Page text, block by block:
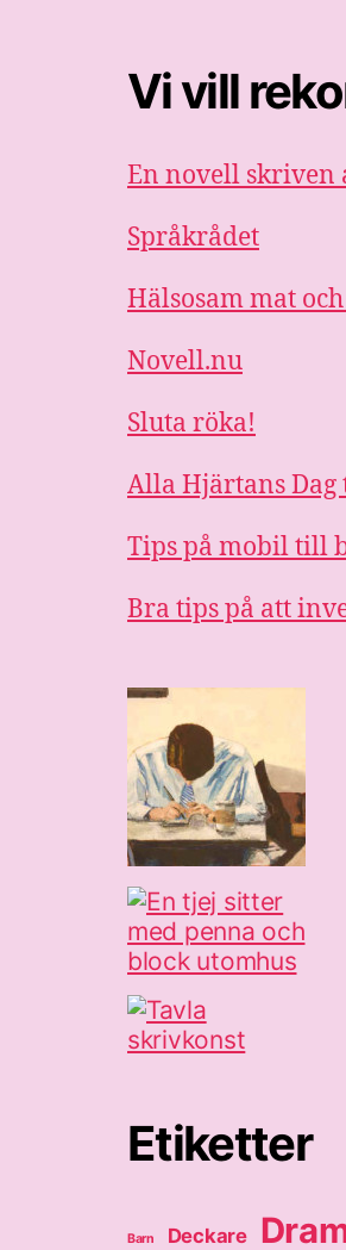
Vi vill
En novell skriven
Språkrådet
Hälsosam mat
Novell.nu
Sluta röka!
Alla Hjärtans Dag
Tips på mobil till
Bra tips på att
Etiketter
Barn Deckare